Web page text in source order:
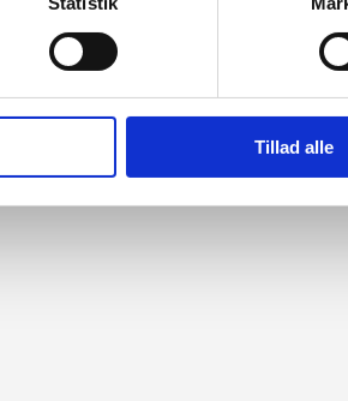
Tillad alle